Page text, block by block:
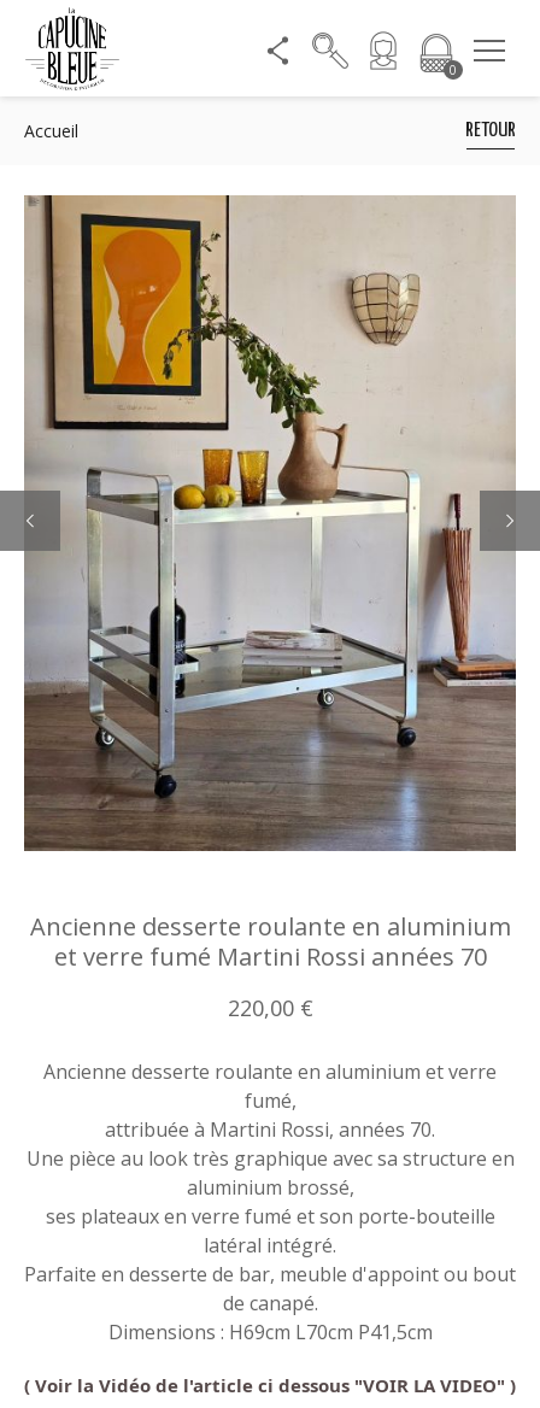
0
RETOUR
Accueil
Ancienne desserte roulante en aluminium
et verre fumé Martini Rossi années 70
220,00 €
Ancienne desserte roulante en aluminium et verre
fumé,
attribuée à Martini Rossi, années 70.
Une pièce au look très graphique avec sa structure en
aluminium brossé,
ses plateaux en verre fumé et son porte-bouteille
latéral intégré.
Parfaite en desserte de bar, meuble d'appoint ou bout
de canapé.
Dimensions : H69cm L70cm P41,5cm
( Voir la Vidéo de l'article ci dessous "VOIR LA VIDEO" )